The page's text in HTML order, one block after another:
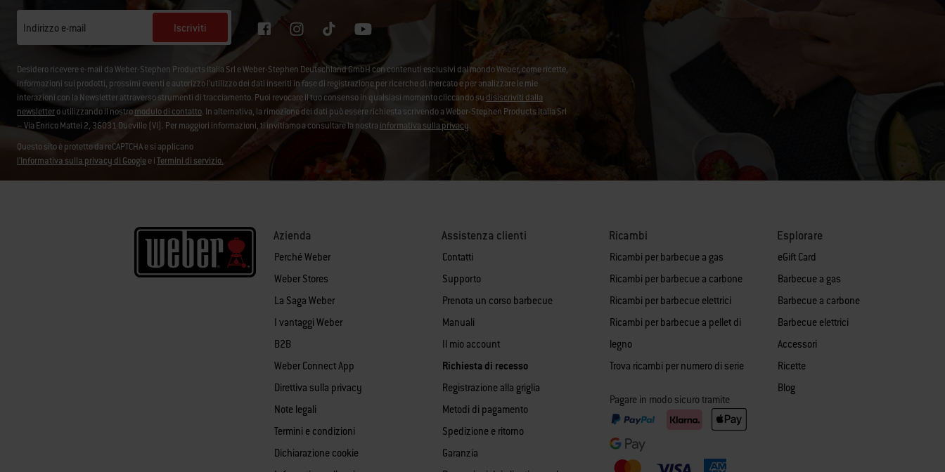
Indirizzo e-mail Iscriviti
Desidero ricevere e-mail da Weber-Stephen Products Italia Srl e Weber-Stephen Deutschland GmbH con contenuti esclusivi dal mondo Weber, come ricette,
informazioni sui prodotti, prossimi eventi e autorizzo l’utilizzo dei dati inseriti in fase di registrazione per ricerche di mercato e per analizzare le mie
interazioni con la Newsletter attraverso strumenti di tracciamento. Puoi revocare il tuo consenso in qualsiasi momento cliccando su disiscriviti dalla
newslettero utilizzando il nostromodulo di contatto. In alternativa, la rimozione dei dati può essere richiesta scrivendo a Weber-Stephen Products Italia Srl
– Via Enrico Mattei 2, 36031 Dueville (VI). Per maggiori informazioni, ti invitiamo a consultare la nostra informativa sulla privacy.
Questo sito è protetto da reCAPTCHA e si applicano
l'Informativa sulla privacy di Googlee iTermini di servizio.
Azienda
Perché Weber
Weber Stores
La Saga Weber
I vantaggi Weber
B2B
Weber Connect App
Direttiva sulla privacy
Note legali
Termini e condizioni
Dichiarazione cookie
Assistenza clienti
Contatti
Supporto
Prenota un corso barbecue
Manuali
Il mio account
Richiesta di recesso
Registrazione alla griglia
Metodi di pagamento
Spedizione e ritorno
Garanzia
Ricambi
Ricambi per barbecue a gas
Ricambi per barbecue a carbone
Ricambi per barbecue elettrici
Ricambi per barbecue a pellet di
legno
Trova ricambi per numero di serie
Pagare in modo sicuro tramite
Esplorare
eGift Card
Barbecue a gas
Barbecue a carbone
Barbecue elettrici
Accessori
Ricette
Blog